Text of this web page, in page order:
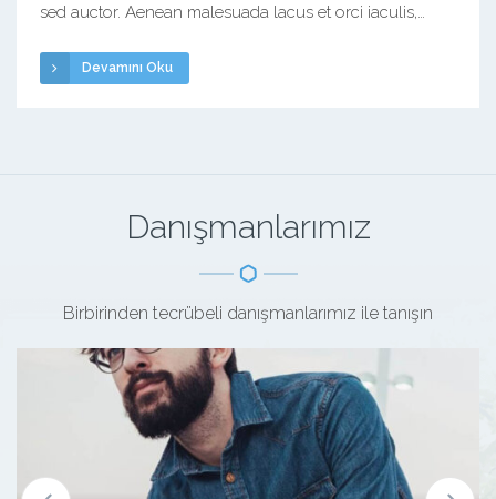
sed auctor. Aenean malesuada lacus et orci iaculis,
pulvinar sollicitudin. Nulla massa eros, suscipit vel
Devamını Oku
Danışmanlarımız
Birbirinden tecrübeli danışmanlarımız ile tanışın